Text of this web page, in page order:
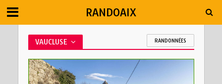
RANDOAIX
VAUCLUSE RANDONNÉES